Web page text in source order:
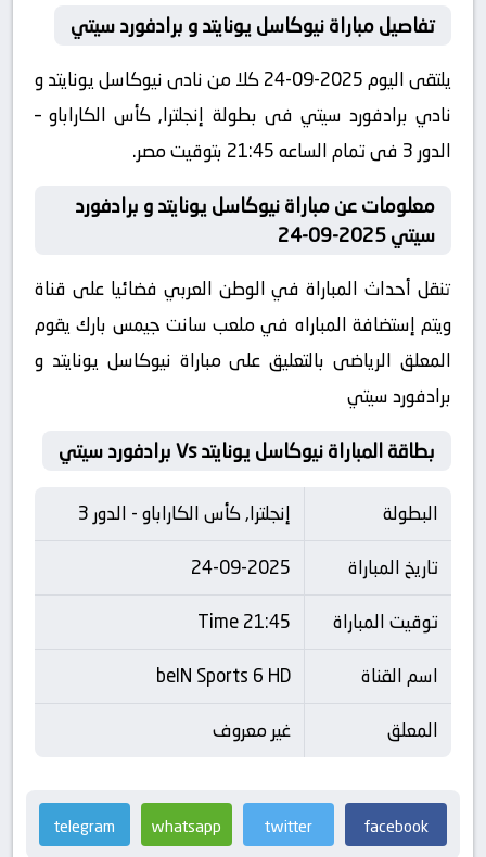
تفاصيل مباراة نيوكاسل يونايتد و برادفورد سيتي
يلتقى اليوم 2025-09-24 كلا من نادى نيوكاسل يونايتد و
نادي برادفورد سيتي فى بطولة إنجلترا, كأس الكاراباو –
الدور 3 فى تمام الساعه 21:45 بتوقيت مصر.
معلومات عن مباراة نيوكاسل يونايتد و برادفورد
سيتي 2025-09-24
تنقل أحداث المباراة في الوطن العربي فضائيا على قناة
ويتم إستضافة المباراه في ملعب سانت جيمس بارك يقوم
المعلق الرياضى بالتعليق على مباراة نيوكاسل يونايتد و
برادفورد سيتي
بطاقة المباراة نيوكاسل يونايتد Vs برادفورد سيتي
البطولة
إنجلترا, كأس الكاراباو - الدور 3
تاريخ المباراة
24-09-2025
توقيت المباراة
21:45 Time
اسم القناة
beIN Sports 6 HD
المعلق
غير معروف
facebook
twitter
whatsapp
telegram